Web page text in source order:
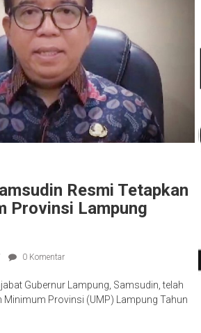
Provinsi Lampung
Provinsi (UMP) Lampung Tahun